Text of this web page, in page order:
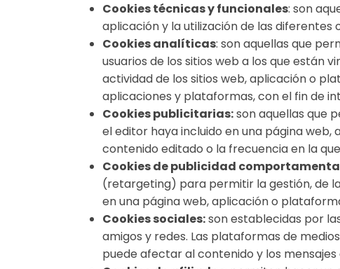
Cookies técnicas y funcionales: son
aplicación y la utilización de las diferentes
Cookies analíticas: son aquellas que
usuarios de los sitios web a los que están
actividad de los sitios web, aplicación o
aplicaciones y plataformas, con el fin de
Cookies publicitarias:son aquellas que
el editor haya incluido en una página
contenido editado o la frecuencia en la
Cookies de publicidad
(retargeting) para permitir la gestión, de
en una página web, aplicación o
Cookies sociales:son establecidas por
amigos y redes. Las plataformas de
puede afectar al contenido y los